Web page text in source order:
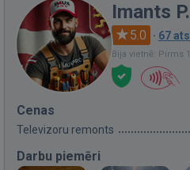
Imants P.
5.0 · 67
Bija vietnē: Pirms
Cenas
Televizoru remonts
Darbu piemēri